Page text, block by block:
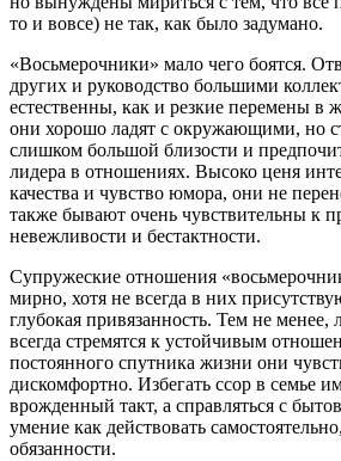
то и вовсе) не так, как было задумано.
«Восьмерочники» мало чего боятся.
других и руководство большими
естественны, как и резкие перемены в
они хорошо ладят с окружающими, но
слишком большой близости и
лидера в отношениях. Высоко ценя
качества и чувство юмора, они не
также бывают очень чувствительны к
невежливости и бестактности.
Супружеские отношения
мирно, хотя не всегда в них
глубокая привязанность. Тем не
всегда стремятся к устойчивым
постоянного спутника жизни они
дискомфортно. Избегать ссор в семье
врожденный такт, а справляться с
умение как действовать
обязанности.